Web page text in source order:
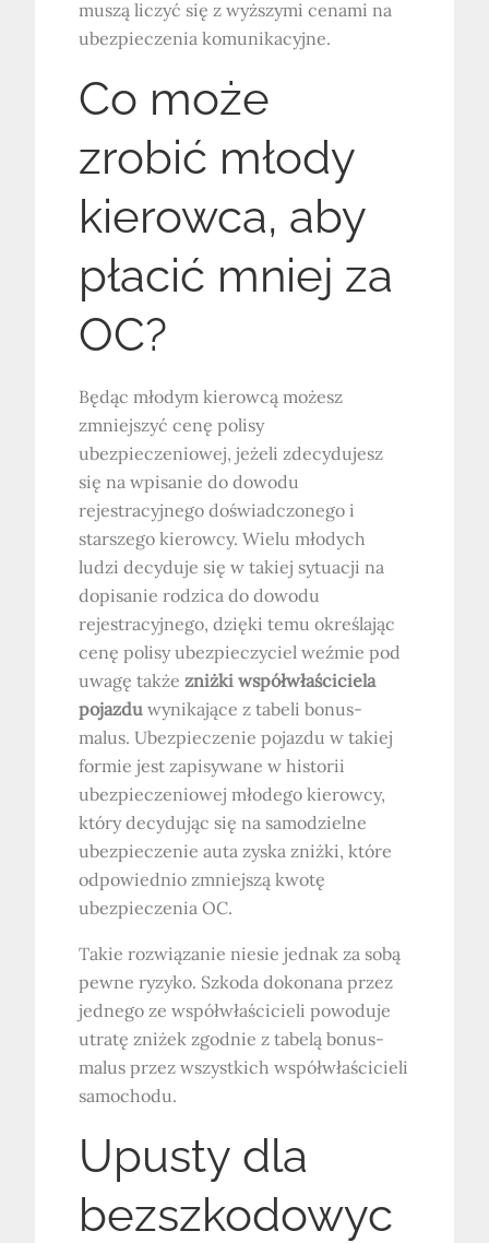
muszą liczyć się z wyższymi cenami na
ubezpieczenia komunikacyjne.
Co może
zrobić młody
kierowca, aby
płacić mniej za
OC?
Będąc młodym kierowcą możesz
zmniejszyć cenę polisy
ubezpieczeniowej, jeżeli zdecydujesz
się na wpisanie do dowodu
rejestracyjnego doświadczonego i
starszego kierowcy. Wielu młodych
ludzi decyduje się w takiej sytuacji na
dopisanie rodzica do dowodu
rejestracyjnego, dzięki temu określając
cenę polisy ubezpieczyciel weźmie pod
uwagę także zniżki współwłaściciela
pojazdu wynikające z tabeli bonus-
malus. Ubezpieczenie pojazdu w takiej
formie jest zapisywane w historii
ubezpieczeniowej młodego kierowcy,
który decydując się na samodzielne
ubezpieczenie auta zyska zniżki, które
odpowiednio zmniejszą kwotę
ubezpieczenia OC.
Takie rozwiązanie niesie jednak za sobą
pewne ryzyko. Szkoda dokonana przez
jednego ze współwłaścicieli powoduje
utratę zniżek zgodnie z tabelą bonus-
malus przez wszystkich współwłaścicieli
samochodu.
Upusty dla
bezszkodowyc